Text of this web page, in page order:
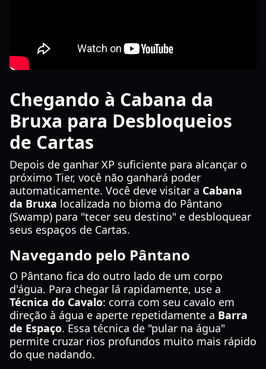
Chegando à Cabana da
Bruxa para Desbloqueios
de Cartas
Depois de ganhar XP suficiente para alcançar o
próximo Tier, você não ganhará poder
automaticamente. Você deve visitar a Cabana
da Bruxa localizada no bioma do Pântano
(Swamp) para "tecer seu destino" e desbloquear
seus espaços de Cartas.
Navegando pelo Pântano
O Pântano fica do outro lado de um corpo
d'água. Para chegar lá rapidamente, use a
Técnica do Cavalo: corra com seu cavalo em
direção à água e aperte repetidamente a Barra
de Espaço. Essa técnica de "pular na água"
permite cruzar rios profundos muito mais rápido
do que nadando.